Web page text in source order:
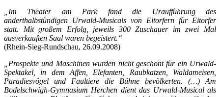
„Im Theater am Park fand die Uraufführung des
anderthalbstündigen Urwald-Musicals von Eitorfern für Eitorfer
statt. Mit großem Erfolg, jeweils 300 Zuschauer im zwei Mal
ausverkauften Saal waren begeistert.“
(Rhein-Sieg-Rundschau, 26.09.2008)
„Prospekte und Maschinen wurden nicht geschont für ein Urwald-
Spektakel, in dem Affen, Elefanten, Raubkatzen, Waldameisen,
Paradiesvögel und Faultiere die Bühne bevölkerten. (…) Am
Bodelschwigh-Gymnasium Herchen dient das Urwald-Musical als